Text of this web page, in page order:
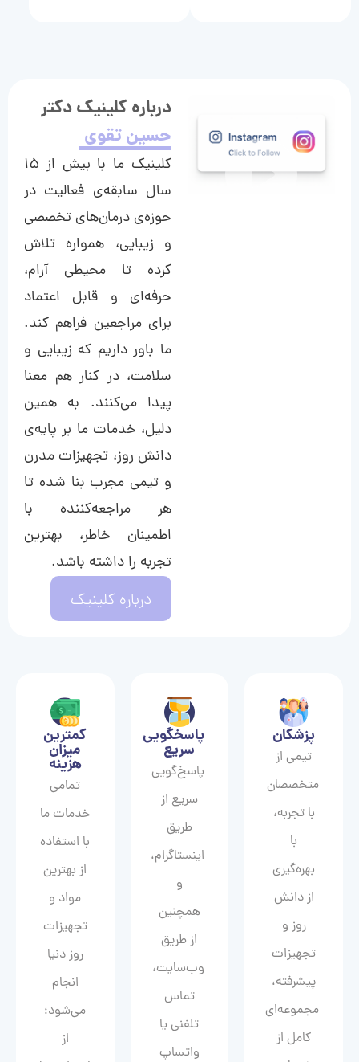
درباره کلینیک دکتر
حسین تقوی
کلینیک ما با بیش از ۱۵
سال سابقه‌ی فعالیت در
حوزه‌ی درمان‌های تخصصی
و زیبایی، همواره تلاش
کرده تا محیطی آرام،
حرفه‌ای و قابل اعتماد
برای مراجعین فراهم کند.
ما باور داریم که زیبایی و
سلامت، در کنار هم معنا
پیدا می‌کنند. به همین
دلیل، خدمات ما بر پایه‌ی
دانش روز، تجهیزات مدرن
و تیمی مجرب بنا شده تا
هر مراجعه‌کننده با
اطمینان خاطر، بهترین
تجربه را داشته باشد.
درباره کلینیک
پزشکان
تیمی از
متخصصان
با تجربه،
با
بهره‌گیری
از دانش
روز و
تجهیزات
پیشرفته،
مجموعه‌ای
کامل از
پاسخگویی
سریع
پاسخ‌گویی
سریع از
طریق
اینستاگرام،
و
همچنین
از طریق
وب‌سایت،
تماس
تلفنی یا
واتساپ
کمترین
میزان
هزینه
تمامی
خدمات ما
با استفاده
از بهترین
مواد و
تجهیزات
روز دنیا
انجام
می‌شود؛
از